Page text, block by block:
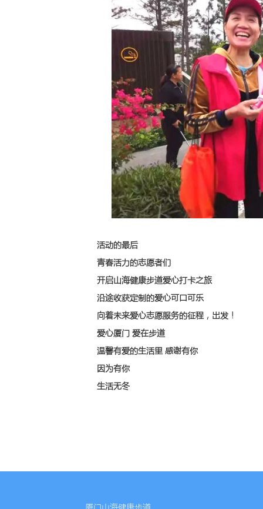
活动的最后
青春活力的志愿者们
开启山海健康步道爱心打卡之旅
沿途收获定制的爱心可口可乐
向着未来爱心志愿服务的征程，出发！
爱心厦门 爱在步道
温馨有爱的生活里 感谢有你
因为有你
生活无冬